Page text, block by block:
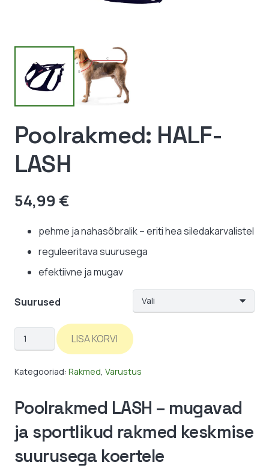
Poolrakmed: HALF-
LASH
54,99 €
pehme ja nahasõbralik – eriti hea siledakarvalistel
reguleeritava suurusega
efektiivne ja mugav
Suurused
Poolrakmed:
HALF-
LASH
LISA KORVI
Kategooriad: Rakmed, Varustus
Poolrakmed LASH – mugavad
ja sportlikud rakmed keskmise
suurusega koertele